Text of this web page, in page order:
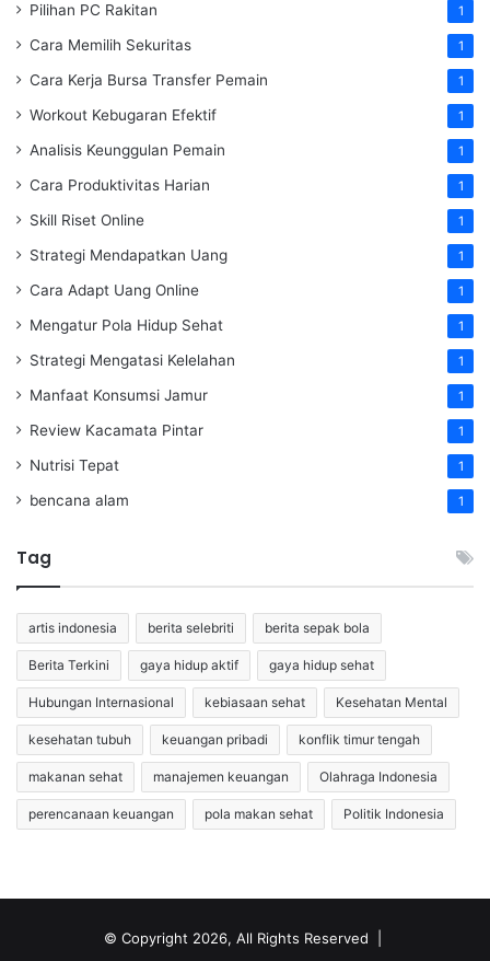
Pilihan PC Rakitan 1
Cara Memilih Sekuritas 1
Cara Kerja Bursa Transfer Pemain 1
Workout Kebugaran Efektif 1
Analisis Keunggulan Pemain 1
Cara Produktivitas Harian 1
Skill Riset Online 1
Strategi Mendapatkan Uang 1
Cara Adapt Uang Online 1
Mengatur Pola Hidup Sehat 1
Strategi Mengatasi Kelelahan 1
Manfaat Konsumsi Jamur 1
Review Kacamata Pintar 1
Nutrisi Tepat 1
bencana alam 1
Tag
artis indonesia berita selebriti berita sepak bola
Berita Terkini gaya hidup aktif gaya hidup sehat
Hubungan Internasional kebiasaan sehat Kesehatan Mental
kesehatan tubuh keuangan pribadi konflik timur tengah
makanan sehat manajemen keuangan Olahraga Indonesia
perencanaan keuangan pola makan sehat Politik Indonesia
© Copyright 2026, All Rights Reserved |